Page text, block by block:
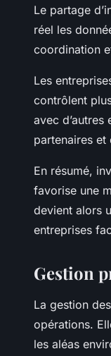
Le partage
réel les
coordination
Les
contrôlent
avec
partenaires et
En résumé,
favorise une
devient alors
entreprises
Gestion
La gestion
opérations.
les aléas